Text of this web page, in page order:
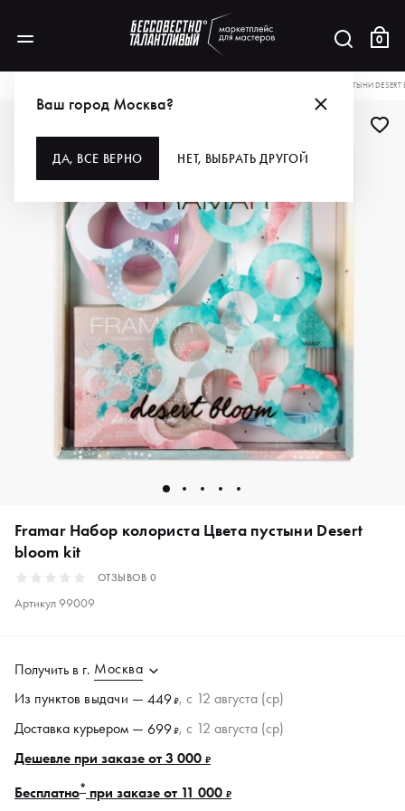
0
Ваш город Москва?
ДА, ВСЕ ВЕРНО НЕТ, ВЫБРАТЬ ДРУГОЙ
FRAMAR НАБОР КОЛОРИСТА ЦВЕТА ПУСТЫНИ DESERT
Framar Набор колориста Цвета пустыни Desert
bloom kit
ОТЗЫВОВ 0
Артикул 99009
Получить в г. Москва
Из пунктов выдачи — 449₽, c 12 августа (ср)
Доставка курьером — 699₽, c 12 августа (ср)
Дешевле при заказе от 3 000 ₽
Бесплатно* при заказе от 11 000 ₽